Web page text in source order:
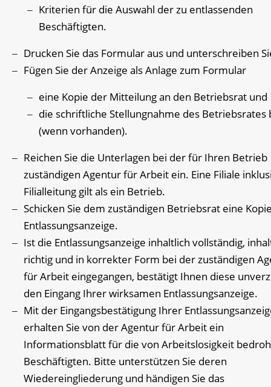
Kriterien für die Auswahl der zu entlassenden
Beschäftigten.
Drucken Sie das Formular aus und unterschreiben
Fügen Sie der Anzeige als Anlage zum Formular
eine Kopie der Mitteilung an den Betriebsrat und
die schriftliche Stellungnahme des Betriebsrates
(wenn vorhanden).
Reichen Sie die Unterlagen bei der für Ihren Betrieb
zuständigen Agentur für Arbeit ein. Eine Filiale
Filialleitung gilt als ein Betrieb.
Schicken Sie dem zuständigen Betriebsrat eine
Entlassungsanzeige.
Ist die Entlassungsanzeige inhaltlich vollständig,
richtig und in korrekter Form bei der zuständigen
für Arbeit eingegangen, bestätigt Ihnen diese
den Eingang Ihrer wirksamen Entlassungsanzeige.
Mit der Eingangsbestätigung Ihrer
erhalten Sie von der Agentur für Arbeit ein
Informationsblatt für die von Arbeitslosigkeit
Beschäftigten. Bitte unterstützen Sie deren
Wiedereingliederung und händigen Sie das